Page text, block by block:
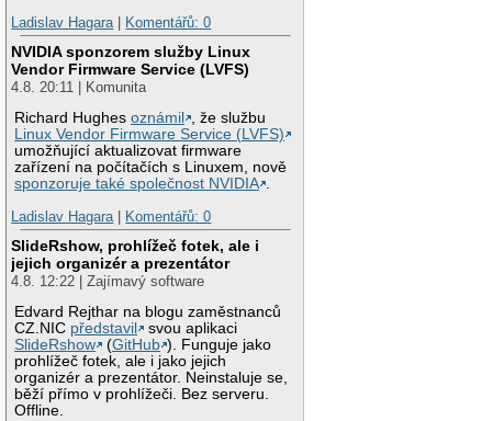
Ladislav Hagara| Komentářů: 0
NVIDIA sponzorem služby Linux
Vendor Firmware Service (LVFS)
4.8. 20:11 | Komunita
Richard Hughesoznámil
, že službu
Linux Vendor Firmware Service (LVFS)
umožňující aktualizovat firmware
zařízení na počítačích s Linuxem, nově
sponzoruje také společnost NVIDIA .
Ladislav Hagara| Komentářů: 0
SlideRshow, prohlížeč fotek, ale i
jejich organizér a prezentátor
4.8. 12:22 | Zajímavý software
Edvard Rejthar na blogu zaměstnanců
CZ.NIC představil
svou aplikaci
SlideRshow
(GitHub ). Funguje jako
prohlížeč fotek, ale i jako jejich
organizér a prezentátor. Neinstaluje se,
běží přímo v prohlížeči. Bez serveru.
Offline.